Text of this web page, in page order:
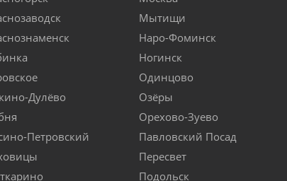
Дулёво
Петровский
Мытищи
Наро-Фоминск
Ногинск
Одинцово
Озёры
Орехово-Зуево
Павловский Посад
Пересвет
Подольск